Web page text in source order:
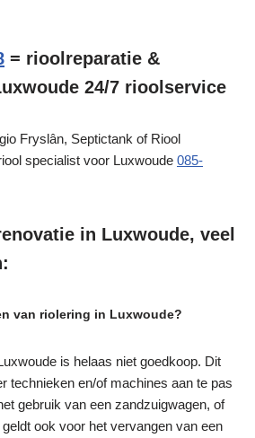
= rioolreparatie &
24/7 rioolservice
Fryslân, Septictank of Riool
specialist voor Luxwoude 085-
in Luxwoude, veel
van riolering in Luxwoude?
is helaas niet goedkoop. Dit
technieken en/of machines aan te pas
gebruik van een zandzuigwagen, of
ook voor het vervangen van een